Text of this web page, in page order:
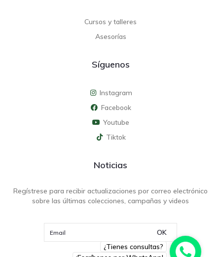
¿Tienes consultas?
Cursos y talleres
Asesorías
Síguenos
Instagram
Facebook
Youtube
Tiktok
Noticias
Regístrese para recibir actualizaciones por correo electrónico
sobre las últimas colecciones, campañas y videos
OK